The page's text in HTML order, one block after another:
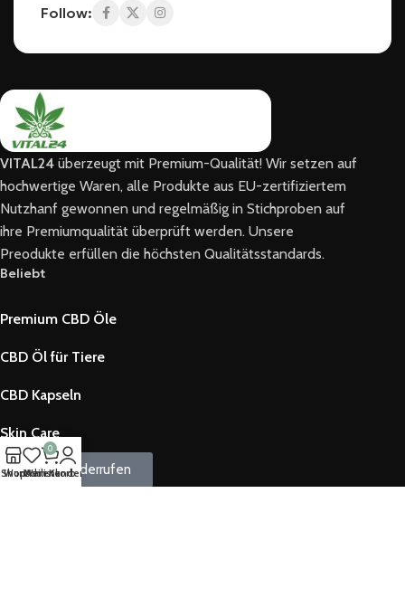
Follow:
VITAL24 überzeugt mit Premium-Qualität! Wir setzen auf
hochwertige Waren, alle Produkte aus EU-zertifiziertem
Nutzhanf gewonnen und regelmäßig in Stichproben auf
ihre Premiumqualität überprüft werden. Unsere
Preodukte erfüllen die höchsten Qualitätsstandards.
Beliebt
Premium CBD Öle
CBD Öl für Tiere
CBD Kapseln
Skin Care
Vertrag widerrufen
Shop
Wunschliste
0
Warenkorb
Mein Kundenkonto